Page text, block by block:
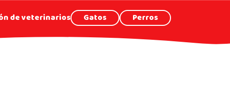
de veterinarios Gatos Perros